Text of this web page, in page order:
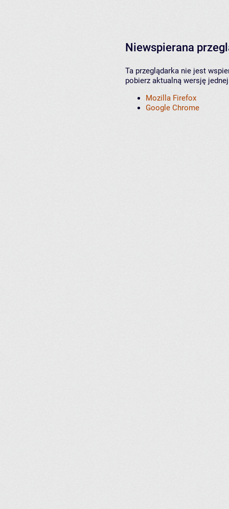
Niewspierana
Ta przeglądarka nie jest
pobierz aktualną wersję
Mozilla Firefox
Google Chrome